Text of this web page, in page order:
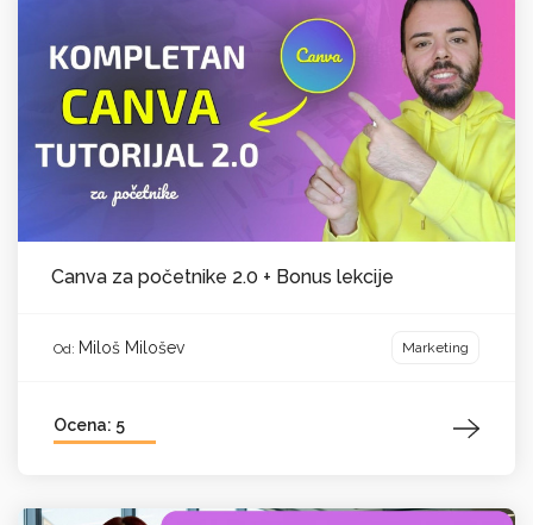
Canva za početnike 2.0 + Bonus lekcije
Od: Miloš Milošev Marketing
Ocena: 5